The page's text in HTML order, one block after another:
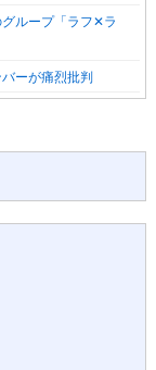
グループ「ラフ✕ラ
ーが痛烈批判